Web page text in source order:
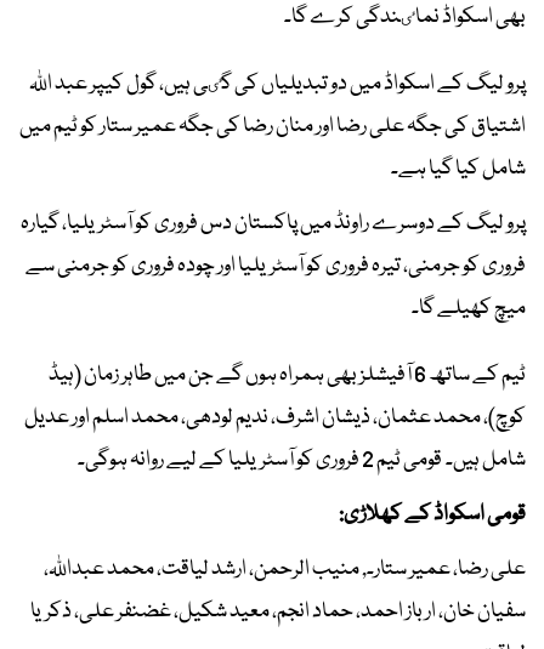
بھی اسکواڈ نماٸندگی کرے گا۔
پرو لیگ کے اسکواڈ میں دو تبدیلیاں کی گٸی ہیں، گول کیپر عبد اللہ
اشتیاق کی جگہ علی رضا اور منان رضا کی جگہ عمیر ستار کو ٹیم میں
شامل کیا گیا ہے۔
پرو لیگ کے دوسرے راونڈ میں پاکستان دس فروری کو آسٹریلیا، گیارہ
فروری کو جرمنی، تیرہ فروری کو آسٹریلیا اور چودہ فروری کو جرمنی سے
میچ کھیلے گا۔
ٹیم کے ساتھ 6 آفیشلز بھی ہمراہ ہوں گے جن میں طاہر زمان (ہیڈ
کوچ)، محمد عثمان، ذیشان اشرف، ندیم لودھی، محمد اسلم اور عدیل
شامل ہیں۔ قومی ٹیم 2 فروری کو آسٹریلیا کے لیے روانہ ہوگی۔
قومی اسکواڈ کے کھلاڑی:
علی رضا، عمیر ستار۔, منیب الرحمن، ارشد لیاقت، محمد عبداللہ،
سفیان خان، ارباز احمد، حماد انجم، معید شکیل، غضنفر علی، ذکریا